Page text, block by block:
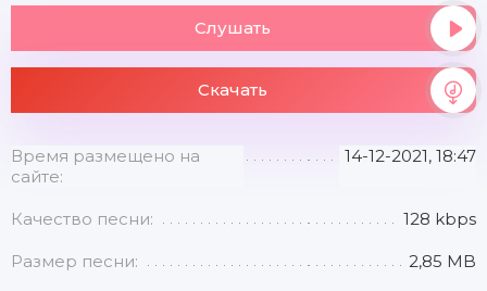
Слушать
Скачать
Время размещено на
сайте:
14-12-2021, 18:47
Качество песни: 128 kbps
Размер песни: 2,85 MB